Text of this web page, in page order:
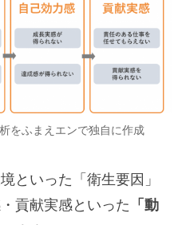
をふまえエンで独自に作成
といった「衛生要因」
貢献実感といった 「動